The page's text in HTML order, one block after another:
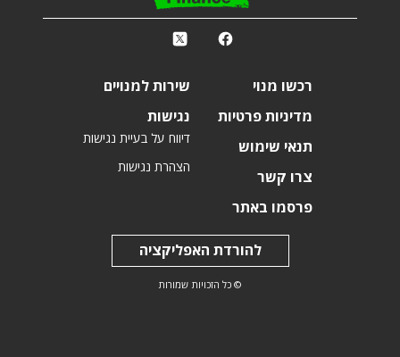
רכשו מנוי
מדיניות פרטיות
תנאי שימוש
צרו קשר
פרסמו באתר
שירות למנויים
נגישות
דיווח על בעיית נגישות
הצהרת נגישות
להורדת האפליקציה
© כל הזכויות שמורות